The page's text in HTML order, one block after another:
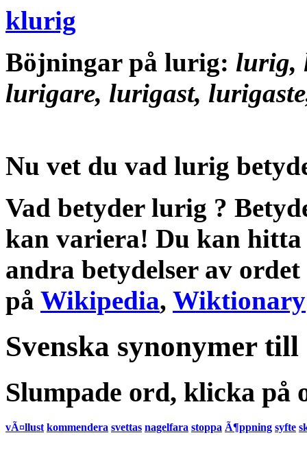
klurig
Böjningar på lurig: lurig,
lurigare, lurigast,
Nu vet du vad lurig
Vad betyder lurig ?
kan variera! Du kan
andra betydelserav ordet
på Wikipedia, Wiktionary
Svenska synonymer
Slumpade ord, klicka på
vÃ¤llust kommendera svettas nagelfara stoppa Ã¶ppning syfte